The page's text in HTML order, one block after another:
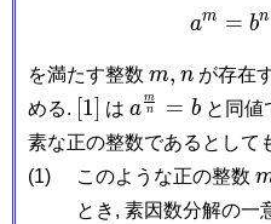
am = bn
を満たす整数 m,
m, n
n が存在
める. [1]
1 は a^{\frac{m}
{n}} = b
a n
m = bと同値
素な正の整数であるとして
(1)
このような正の整数
とき, 素因数分解の一